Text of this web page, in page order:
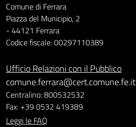
Comune di Ferrara
Piazza del Municipio, 2
- 44121 Ferrara
Codice fiscale: 00297110389
Ufficio Relazioni con il Pubblico
comune.ferrara@cert.comune.fe.it
Centralino: 800532532
Fax: +39 0532 419389
Leggi le FAQ